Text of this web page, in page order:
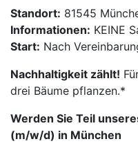
Standort: 81545
Informationen: KEINE
Start: Nach
Nachhaltigkeit zählt!
drei Bäume pflanzen.*
Werden Sie Teil
(m/w/d) in München